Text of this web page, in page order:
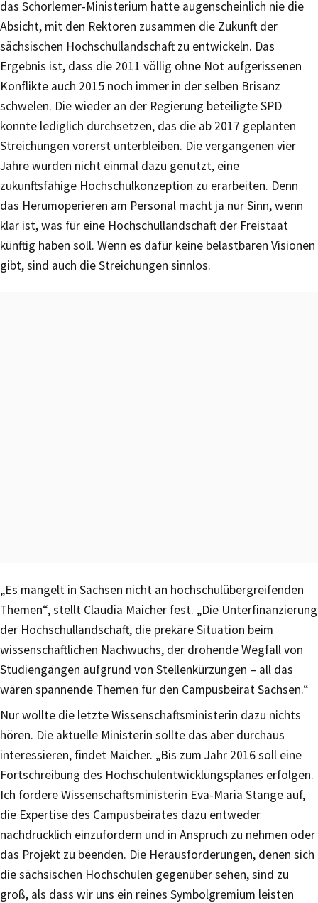
das Schorlemer-Ministerium hatte augenscheinlich nie die
Absicht, mit den Rektoren zusammen die Zukunft der
sächsischen Hochschullandschaft zu entwickeln. Das
Ergebnis ist, dass die 2011 völlig ohne Not aufgerissenen
Konflikte auch 2015 noch immer in der selben Brisanz
schwelen. Die wieder an der Regierung beteiligte SPD
konnte lediglich durchsetzen, das die ab 2017 geplanten
Streichungen vorerst unterbleiben. Die vergangenen vier
Jahre wurden nicht einmal dazu genutzt, eine
zukunftsfähige Hochschulkonzeption zu erarbeiten. Denn
das Herumoperieren am Personal macht ja nur Sinn, wenn
klar ist, was für eine Hochschullandschaft der Freistaat
künftig haben soll. Wenn es dafür keine belastbaren Visionen
gibt, sind auch die Streichungen sinnlos.
„Es mangelt in Sachsen nicht an hochschulübergreifenden
Themen“, stellt Claudia Maicher fest. „Die Unterfinanzierung
der Hochschullandschaft, die prekäre Situation beim
wissenschaftlichen Nachwuchs, der drohende Wegfall von
Studiengängen aufgrund von Stellenkürzungen – all das
wären spannende Themen für den Campusbeirat Sachsen.“
Nur wollte die letzte Wissenschaftsministerin dazu nichts
hören. Die aktuelle Ministerin sollte das aber durchaus
interessieren, findet Maicher. „Bis zum Jahr 2016 soll eine
Fortschreibung des Hochschulentwicklungsplanes erfolgen.
Ich fordere Wissenschaftsministerin Eva-Maria Stange auf,
die Expertise des Campusbeirates dazu entweder
nachdrücklich einzufordern und in Anspruch zu nehmen oder
das Projekt zu beenden. Die Herausforderungen, denen sich
die sächsischen Hochschulen gegenüber sehen, sind zu
groß, als dass wir uns ein reines Symbolgremium leisten